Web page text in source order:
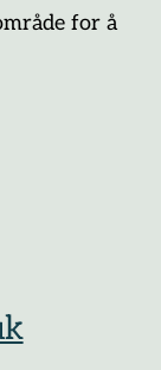
for å